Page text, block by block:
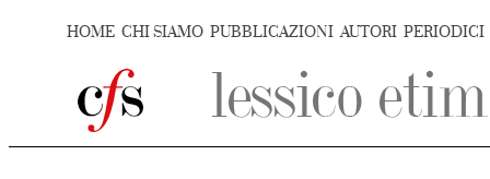
HOME CHI SIAMO PUBBLICAZIONI AUTORI PERIODICI